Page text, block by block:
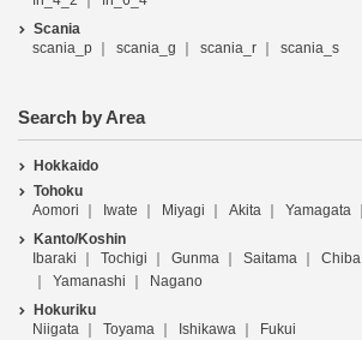
Scania
scania_p
scania_g scania_r scania_s
Search by Area
Hokkaido
Tohoku
Aomori
Iwate Miyagi Akita Yamagata
Kanto/Koshin
Ibaraki
Tochigi Gunma Saitama Chiba
Yamanashi
Nagano
Hokuriku
Niigata
Toyama Ishikawa
Fukui